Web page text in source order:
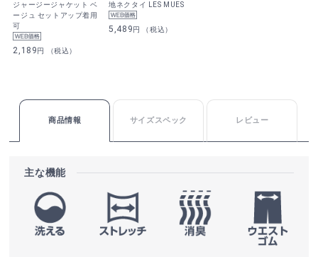
ジャージージャケット ベ
ージュ セットアップ着用
可
2,189円 （税込）
地ネクタイ LES MUES
5,489円 （税込）
商品情報 サイズスペック レビュー
主な機能